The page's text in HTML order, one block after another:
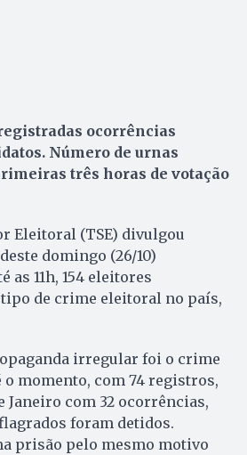
ocorrências
Número de urnas
três horas de votação
Eleitoral (TSE) divulgou
domingo (26/10)
as 11h, 154 eleitores
de crime eleitoral no país,
irregular foi o crime
o momento, com 74 registros,
Janeiro com 32 ocorrências,
foram detidos.
prisão pelo mesmo motivo